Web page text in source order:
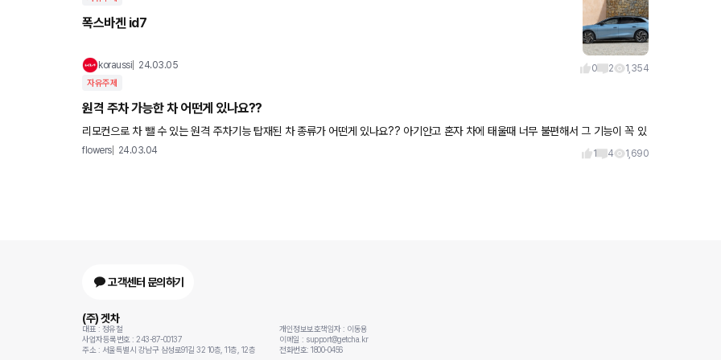
폭스바겐 id7
koraussi 24.03.05 0 2 1,354
자유주제
원격 주차 가능한 차 어떤게 있나요??
리모컨으로 차 뺄 수 있는 원격 주차기능 탑재된 차 종류가 어떤게 있나요?? 아기안고 혼자 차에 태울때 너무 불편해서 그 기능이 꼭 있
었으면 좋겠어요 국산 차 말고 외제차 중에서도 있나요?? 아이랑
flowers 24.03.04 1 4 1,690
고객센터 문의하기
(주) 겟차
대표 : 정유철
사업자등록번호 : 243-87-00137
주소 : 서울특별시 강남구 삼성로91길 32 10층, 11층, 12층
개인정보보호책임자 : 이동용
이메일 : support@getcha.kr
전화번호: 1800-0456